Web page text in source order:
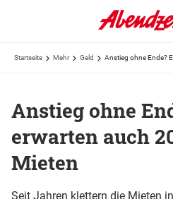
Startseite Mehr Geld
Anstieg ohne
erwarten auch
Mieten
Seit Jahren klettern die Mieten